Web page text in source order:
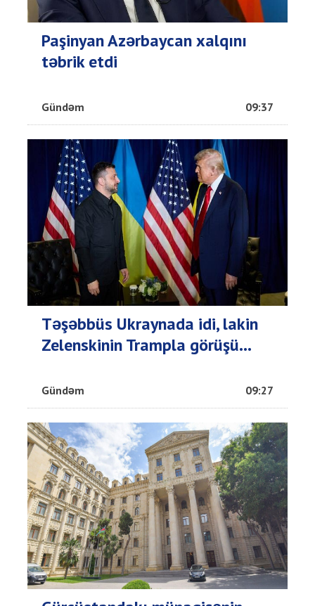
Paşinyan Azərbaycan xalqını
təbrik etdi
Gündəm 09:37
Təşəbbüs Ukraynada idi, lakin
Zelenskinin Trampla görüşü...
Gündəm 09:27